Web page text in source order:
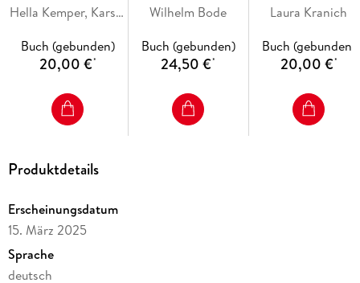
Hella Kemper, Karsten Reise
Buch (gebunden)
20,00 €*
Wilhelm Bode
Buch (gebunden)
24,50 €*
Laura Kranich
Buch (gebunden)
20,00 €*
Produktdetails
Erscheinungsdatum
15. März 2025
Sprache
deutsch